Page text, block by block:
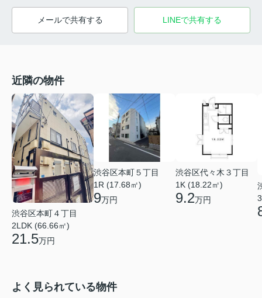
メールで共有する LINEで共有する
近隣の物件
渋谷区本町４丁目
2LDK (66.66㎡)
21.5万円
渋谷区本町５丁目
1R (17.68㎡)
9万円
渋谷区代々木３丁目
1K (18.22㎡)
9.2万円
よく見られている物件